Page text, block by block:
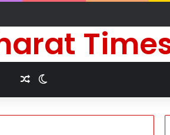
अनुष्ठान
Random Article